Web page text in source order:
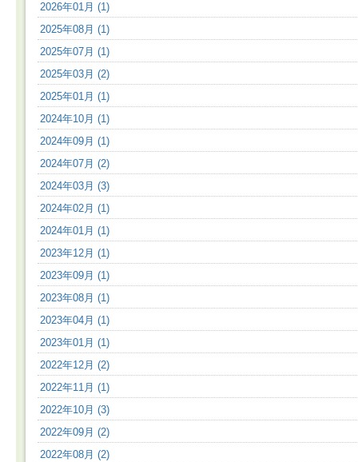
2026年01月 (1)
2025年08月 (1)
2025年07月 (1)
2025年03月 (2)
2025年01月 (1)
2024年10月 (1)
2024年09月 (1)
2024年07月 (2)
2024年03月 (3)
2024年02月 (1)
2024年01月 (1)
2023年12月 (1)
2023年09月 (1)
2023年08月 (1)
2023年04月 (1)
2023年01月 (1)
2022年12月 (2)
2022年11月 (1)
2022年10月 (3)
2022年09月 (2)
2022年08月 (2)